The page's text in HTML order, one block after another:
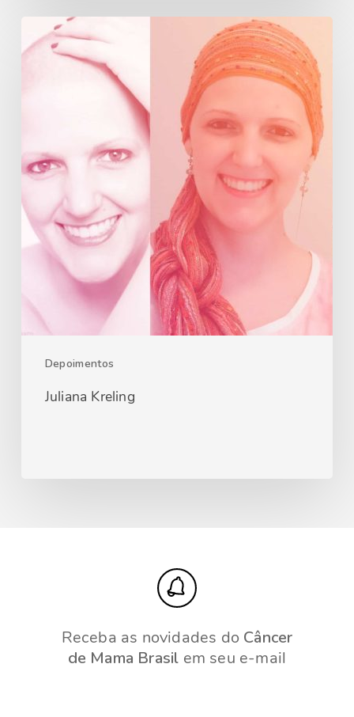
Depoimentos
Juliana Kreling
Receba as novidades do Câncer
de Mama Brasil em seu e-mail